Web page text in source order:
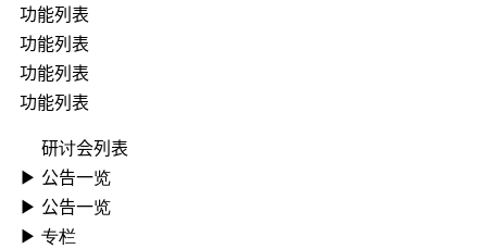
功能列表
功能列表
功能列表
功能列表
研讨会列表
▶ ︎公告一览
▶ ︎公告一览
▶ 专栏